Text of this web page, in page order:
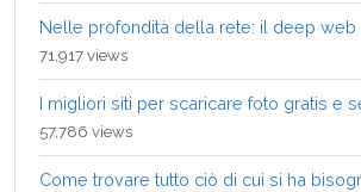
Nelle profondità della rete: il deep web
71,917 views
I migliori siti per scaricare foto gratis e
57,786 views
Come trovare tutto ciò di cui si ha